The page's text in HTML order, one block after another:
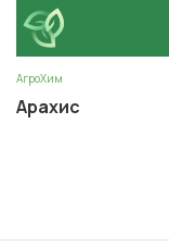
АгроХим
Арахис